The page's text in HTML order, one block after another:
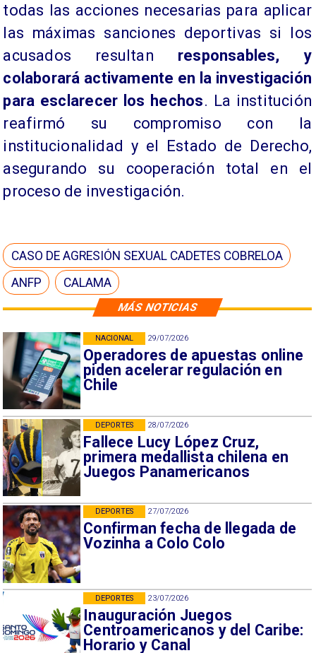
MÁS NOTICIAS
29/07/2026
Operadores de apuestas online
piden acelerar regulación en
Chile
NACIONAL
28/07/2026
Fallece Lucy López Cruz,
primera medallista chilena en
Juegos Panamericanos
DEPORTES
27/07/2026
Confirman fecha de llegada de
Vozinha a Colo Colo
DEPORTES
23/07/2026
Inauguración Juegos
Centroamericanos y del Caribe:
Horario y Canal
DEPORTES
todas las acciones necesarias para aplicar
las máximas sanciones deportivas si los
acusados resultan responsables, y
colaborará activamente en la investigación
para esclarecer los hechos. La institución
reafirmó su compromiso con la
institucionalidad y el Estado de Derecho,
asegurando su cooperación total en el
proceso de investigación.
CASO DE AGRESIÓN SEXUAL CADETES COBRELOA
ANFP
CALAMA